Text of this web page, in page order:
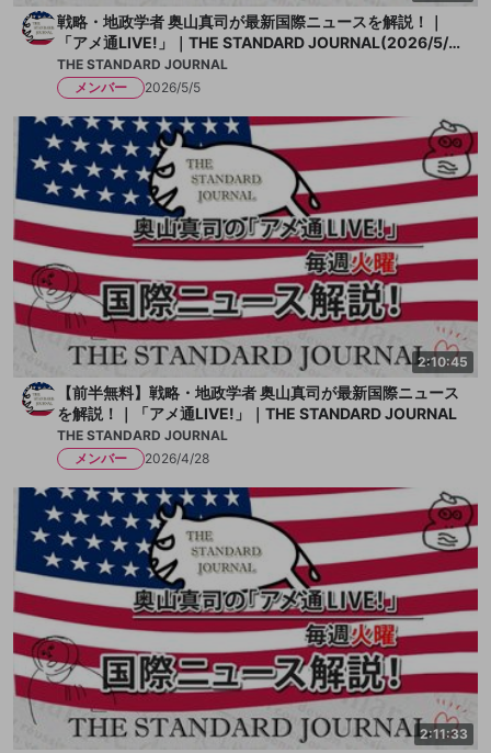
戦略・地政学者 奥山真司が最新国際ニュースを解説！｜
「アメ通LIVE!」｜THE STANDARD JOURNAL(2026/5/
5)
THE STANDARD JOURNAL
メンバー
2026/5/5
2:10:45
【前半無料】戦略・地政学者 奥山真司が最新国際ニュース
を解説！｜「アメ通LIVE!」｜THE STANDARD JOURNAL
THE STANDARD JOURNAL
メンバー
2026/4/28
2:11:33